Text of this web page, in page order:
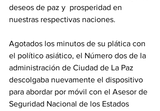
deseos de paz y  prosperidad en
nuestras respectivas naciones.
‎Agotados los minutos de su plática con
el político asiático, el Número dos de la
administración de Ciudad de La Paz
descolgaba nuevamente el dispositivo
para abordar por móvil con el Asesor de
Seguridad Nacional de los Estados